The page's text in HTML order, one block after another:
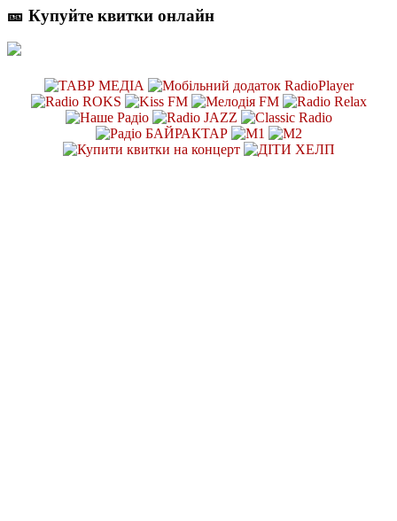
🎫 Купуйте квитки онлайн